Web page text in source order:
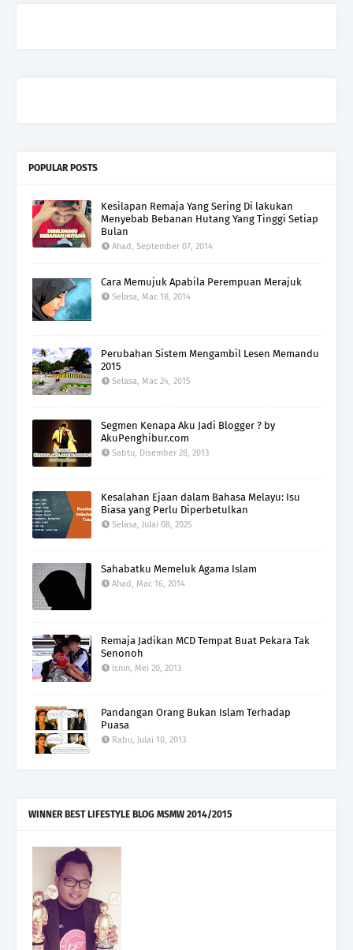
POPULAR POSTS
Kesilapan Remaja Yang Sering Di lakukan
Menyebab Bebanan Hutang Yang Tinggi Setiap
Bulan
Ahad, September 07, 2014
Cara Memujuk Apabila Perempuan Merajuk
Selasa, Mac 18, 2014
Perubahan Sistem Mengambil Lesen Memandu
2015
Selasa, Mac 24, 2015
Segmen Kenapa Aku Jadi Blogger ? by
AkuPenghibur.com
Sabtu, Disember 28, 2013
Kesalahan Ejaan dalam Bahasa Melayu: Isu
Biasa yang Perlu Diperbetulkan
Selasa, Julai 08, 2025
Sahabatku Memeluk Agama Islam
Ahad, Mac 16, 2014
Remaja Jadikan MCD Tempat Buat Pekara Tak
Senonoh
Isnin, Mei 20, 2013
Pandangan Orang Bukan Islam Terhadap
Puasa
Rabu, Julai 10, 2013
WINNER BEST LIFESTYLE BLOG MSMW 2014/2015